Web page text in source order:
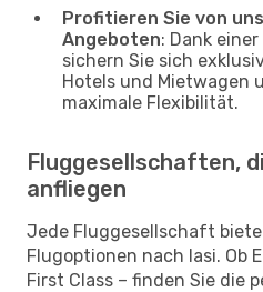
Profitieren Sie von
Angeboten: Dank
sichern Sie sich
Hotels und Mietwagen
maximale Flexibilität.
Fluggesellschaften,
anfliegen
Jede Fluggesellschaft
Flugoptionen nach Iasi. Ob
First Class – finden Sie die